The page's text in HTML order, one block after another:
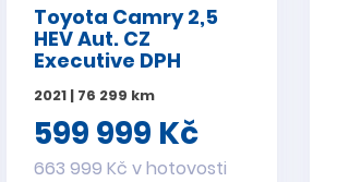
Toyota Camry 2,5
HEV Aut. CZ
Executive DPH
2021 | 76 299 km
599 999 Kč
663 999 Kč v hotovosti